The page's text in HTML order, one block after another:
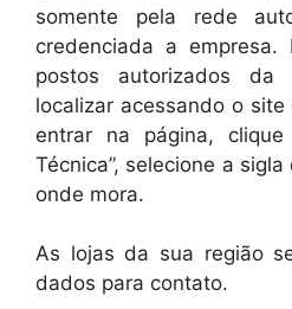
somente pela rede
credenciada a
postos autorizados da
localizar acessando o
entrar na página, clique
Técnica”, selecione a
onde mora.
As lojas da sua região
dados para contato.